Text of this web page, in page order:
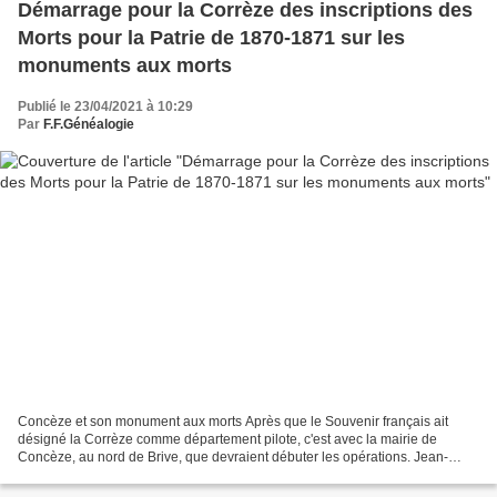
Démarrage pour la Corrèze des inscriptions des
Morts pour la Patrie de 1870-1871 sur les
monuments aux morts
Publié le 23/04/2021 à 10:29
Par F.F.Généalogie
Concèze et son monument aux morts Après que le Souvenir français ait
désigné la Corrèze comme département pilote, c'est avec la mairie de
Concèze, au nord de Brive, que devraient débuter les opérations. Jean-